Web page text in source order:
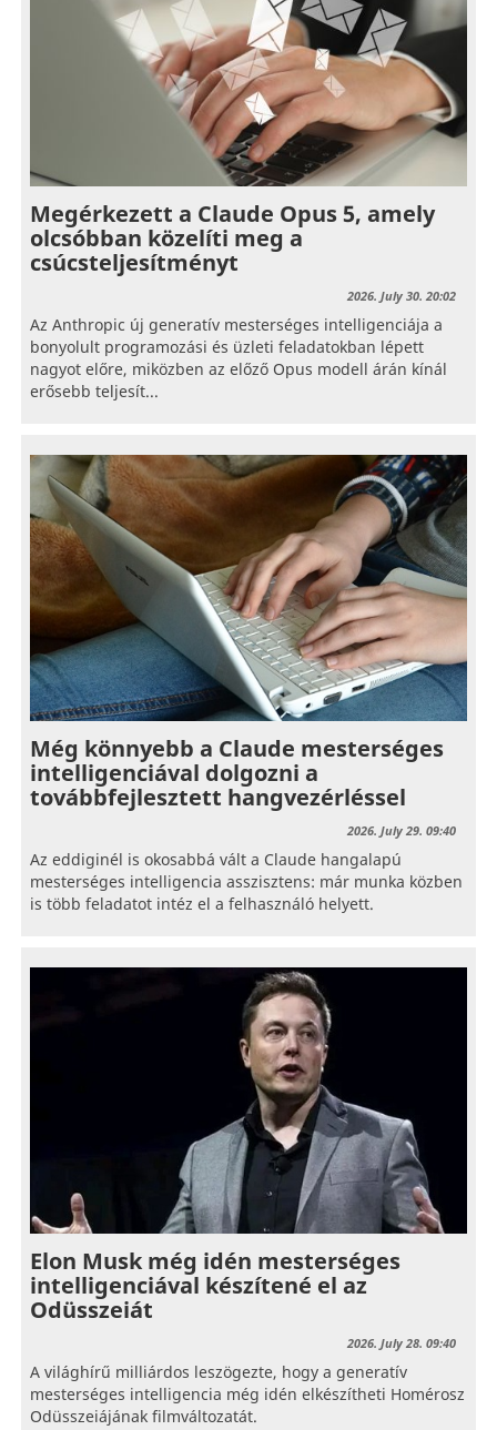
Megérkezett a Claude Opus 5, amely
olcsóbban közelíti meg a
csúcsteljesítményt
2026. July 30. 20:02
Az Anthropic új generatív mesterséges intelligenciája a
bonyolult programozási és üzleti feladatokban lépett
nagyot előre, miközben az előző Opus modell árán kínál
erősebb teljesít...
Még könnyebb a Claude mesterséges
intelligenciával dolgozni a
továbbfejlesztett hangvezérléssel
2026. July 29. 09:40
Az eddiginél is okosabbá vált a Claude hangalapú
mesterséges intelligencia asszisztens: már munka közben
is több feladatot intéz el a felhasználó helyett.
Elon Musk még idén mesterséges
intelligenciával készítené el az
Odüsszeiát
2026. July 28. 09:40
A világhírű milliárdos leszögezte, hogy a generatív
mesterséges intelligencia még idén elkészítheti Homérosz
Odüsszeiájának filmváltozatát.